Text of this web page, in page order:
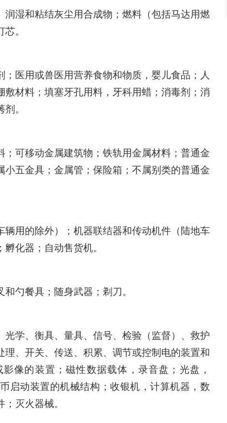
湿和粘结灰尘用合成物；燃料（包括马达用燃
。
医用或兽医用营养食物和物质，婴儿食品；人
材料；填塞牙孔用料，牙科用蜡；消毒剂；消
。
可移动金属建筑物；铁轨用金属材料；普通金
五金具；金属管；保险箱；不属别类的普通金
用的除外）；机器联结器和传动机件（陆地车
化器；自动售货机。
勺餐具；随身武器；剃刀。
学、衡具、量具、信号、检验（监督）、救护
理、开关、传送、积累、调节或控制电的装置和
像的装置；磁性数据载体，录音盘；光盘，
启动装置的机械结构；收银机，计算机器，数
灭火器械。